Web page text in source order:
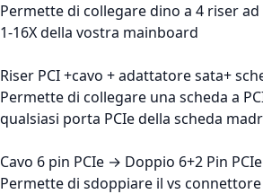
Permette di collegare dino a 4 riser
1-16X della vostra mainboard
Riser PCI +cavo + adattatore sata+
Permette di collegare una scheda a
qualsiasi porta PCIe della scheda
Cavo 6 pin PCIe → Doppio 6+2 Pin
Permette di sdoppiare il vs